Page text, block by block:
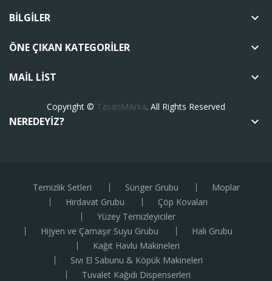
BILGILER keyboard_arrow_down
ÖNE ÇIKAN KATEGORILER keyboard_arrow_down
MAIL LIST keyboard_arrow_down
Copyright © TasarıMArka. All Rights Reserved
NEREDEYIZ? keyboard_arrow_down
Temizlik Setleri Sünger Grubu
Moplar
Hırdavat Grubu
Çöp Kovaları
Yüzey Temizleyiciler
Hijyen ve Çamaşır Suyu Grubu
Halı Grubu
Kağıt Havlu Makineleri
Sıvı El Sabunu & Köpük Makineleri
Tuvalet Kağıdı Dispenserleri